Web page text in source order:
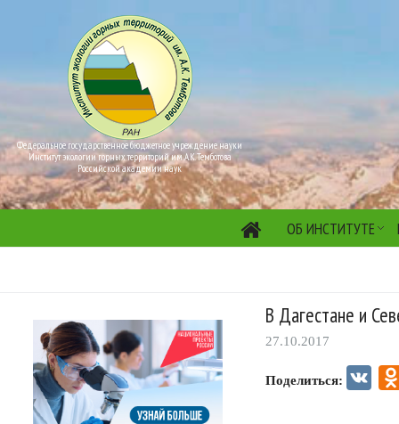
Федеральное государственное бюджетное учреждение науки
Институт экологии горных территорий им. А.К. Темботова
Российской академии наук
ОБ ИНСТИТУТЕ
В Дагестане и
27.10.2017
Поделиться: VK